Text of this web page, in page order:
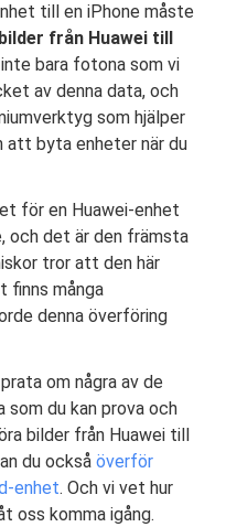
till en iPhone måste
från Huawei till
bara fotona som vi
av denna data, och
som hjälper
att byta enheter när du
för en Huawei-enhet
och det är den främsta
tror att den här
finns många
denna överföring
om några av de
du kan prova och
bilder från Huawei till
du ocksåöverför
enhet. Och vi vet hur
oss komma igång.